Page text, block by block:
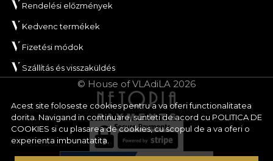
Acest site foloseste cookies pentru a va oferi functionalitatea
dorita. Navigand in continuare, sunteti de acord cu POLITICA DE
COOKIES si cu plasarea de cookies, cu scopul de a va oferi o
experienta imbunatatita.
Rendelési előzmények
Kedvenc termékek
Fizetési módok
Szállítás és visszaküldés
© House of VLAdiLA 2026